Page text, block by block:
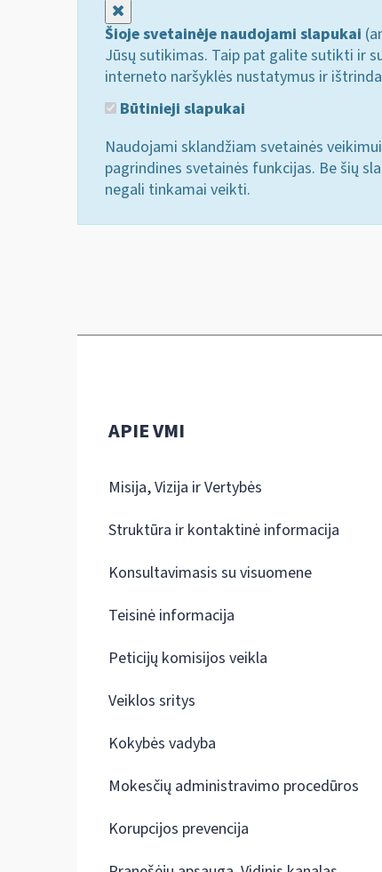
Šioje svetainėje naudojami slapukai
Jūsų sutikimas. Taip pat galite sutikti ir
interneto naršyklės nustatymus ir
Būtinieji slapukai
Naudojami sklandžiam svetainės
pagrindines svetainės funkcijas. Be šių
negali tinkamai veikti.
APIE VMI
Misija, Vizija ir Vertybės
Struktūra ir kontaktinė informacija
Konsultavimasis su visuomene
Teisinė informacija
Peticijų komisijos veikla
Veiklos sritys
Kokybės vadyba
Mokesčių administravimo procedūros
Korupcijos prevencija